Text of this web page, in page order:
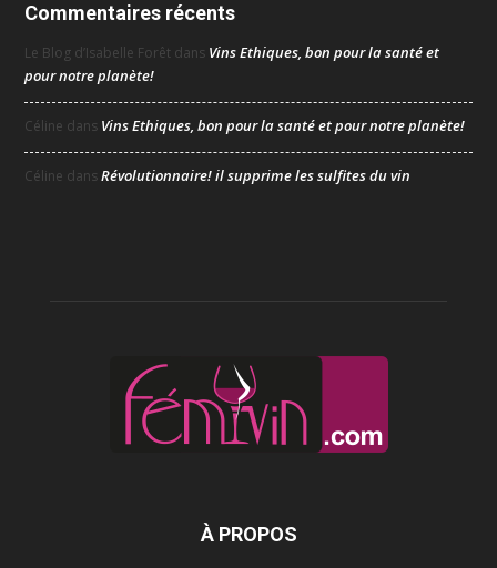
Commentaires récents
Le Blog d’Isabelle Forêt dans Vins Ethiques, bon pour la santé et
pour notre planète!
Céline dans Vins Ethiques, bon pour la santé et pour notre planète!
Céline dansRévolutionnaire! il supprime les sulfites du vin
À PROPOS